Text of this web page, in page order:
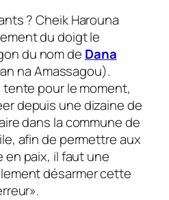
? Cheik Harouna
du doigt le
du nom de Dana
na Amassagou).
pour le moment,
depuis une dizaine de
dans la commune de
afin de permettre aux
en paix, il faut une
désarmer cette